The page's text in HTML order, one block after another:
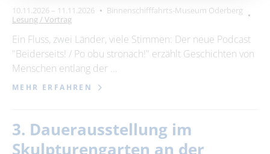
10.11.2026 – 11.11.2026
Binnenschifffahrts-Museum Oderberg
Lesung / Vortrag
Ein Fluss, zwei Länder, viele Stimmen: Der neue Podcast
"Beiderseits! / Po obu stronach!" erzählt Geschichten von
Menschen entlang der …
MEHR ERFAHREN
3. Dauerausstellung im
Skulpturengarten an der